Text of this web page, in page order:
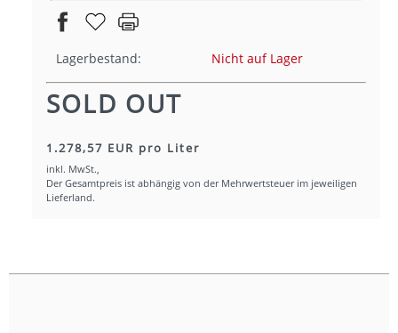
Lagerbestand: Nicht auf Lager
SOLD OUT
1.278,57 EUR pro Liter
inkl. MwSt.,
Der Gesamtpreis ist abhängig von der Mehrwertsteuer im jeweiligen
Lieferland.